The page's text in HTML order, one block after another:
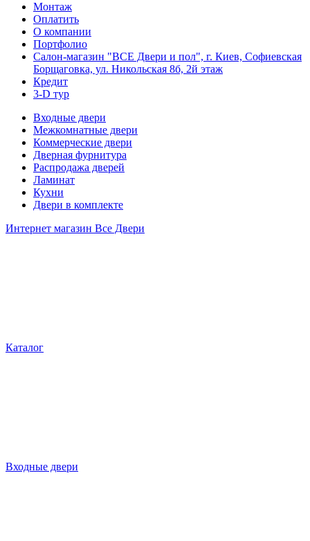
Монтаж
Оплатить
О компании
Портфолио
Салон-магазин "ВСЕ Двери и пол", г. Киев, Софиевская
Борщаговка, ул. Никольская 8б, 2й этаж
Кредит
3-D тур
Входные двери
Межкомнатные двери
Коммерческие двери
Дверная фурнитура
Распродажа дверей
Ламинат
Кухни
Двери в комплекте
Интернет магазин Все Двери
Каталог
Входные двери